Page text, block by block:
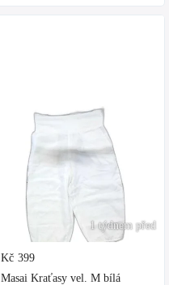
1 týdnem před
Kč 399
Masai Kraťasy vel. M bílá